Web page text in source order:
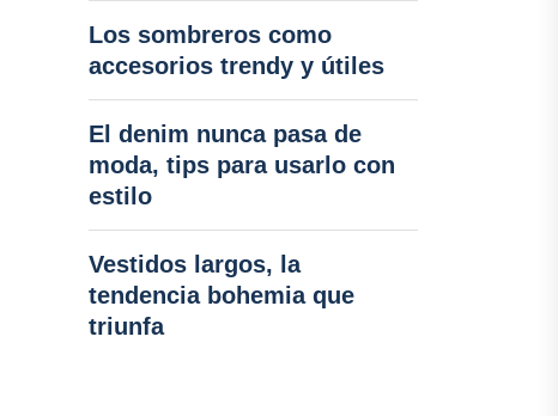
Los sombreros como
accesorios trendy y útiles
El denim nunca pasa de
moda, tips para usarlo con
estilo
Vestidos largos, la
tendencia bohemia que
triunfa